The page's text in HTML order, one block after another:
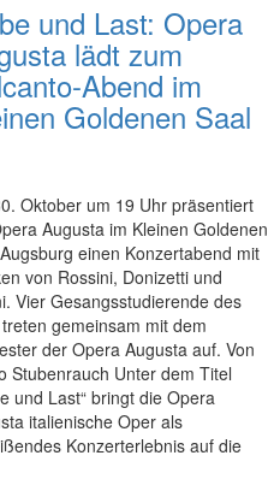
und Last: Opera
lädt zum
Abend im
Goldenen Saal
Oktober um 19 Uhr präsentiert
Augusta im Kleinen Goldenen
einen Kon­zert­abend mit
von Rossini, Donizetti und
Vier Ge­sangs­stu­die­ren­de des
gemeinsam mit dem
der Opera Augusta auf. Von
Stubenrauch Unter dem Titel
und Last“ bringt die Opera
italienische Oper als
Kon­zert­er­leb­nis auf die